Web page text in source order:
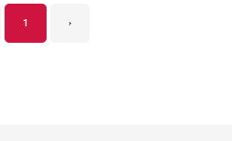
1 ›